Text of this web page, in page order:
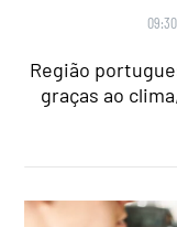
Região
graças ao